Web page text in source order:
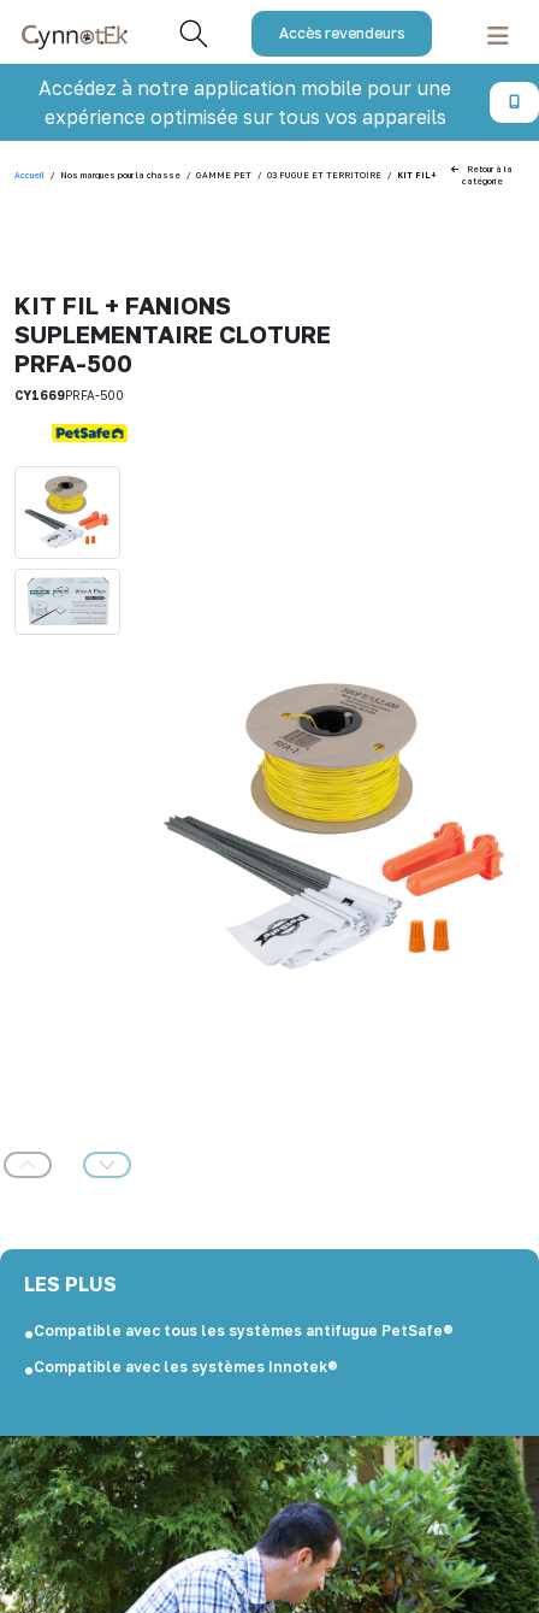
Accès revendeurs
Accédez à notre application mobile pour une
expérience optimisée sur tous vos appareils
Accueil / Nos marques pour la chasse / GAMME PET / 03 FUGUE ET TERRITOIRE / KIT FIL + FANIONS
Retour à la
catégorie
KIT FIL + FANIONS
SUPLEMENTAIRE CLOTURE
PRFA-500
CY1669PRFA-500
Précédent Suivant
LES PLUS
Compatible avec tous les systèmes antifugue PetSafe®
Compatible avec les systèmes Innotek®